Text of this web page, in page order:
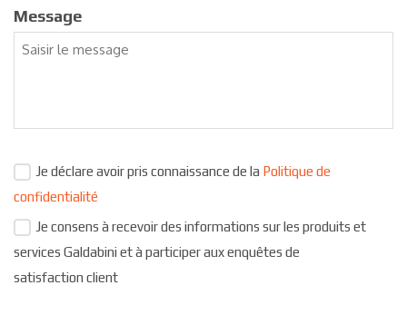
Message
Je déclare avoir pris connaissance de la Politique de
confidentialité
Je consens à recevoir des informations sur les produits et
services Galdabini et à participer aux enquêtes de
satisfaction client